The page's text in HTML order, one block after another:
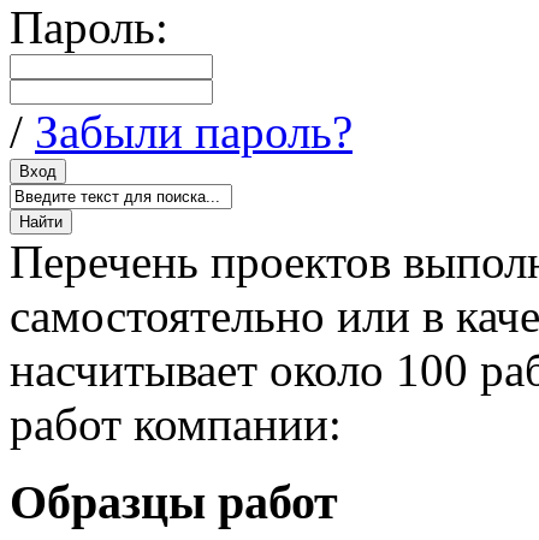
Пароль:
/ Забыли пароль?
Перечень проектов
самостоятельно или в
насчитывает около 100
работ компании:
Образцы работ